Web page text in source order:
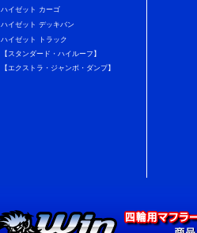
ハイゼット カーゴ
ハイゼット デッキバン
ハイゼット トラック
【スタンダード・ハイルーフ】
【エクストラ・ジャンボ・ダンプ】